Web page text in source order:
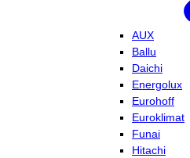
AUX
Ballu
Daichi
Energolux
Eurohoff
Euroklimat
Funai
Hitachi